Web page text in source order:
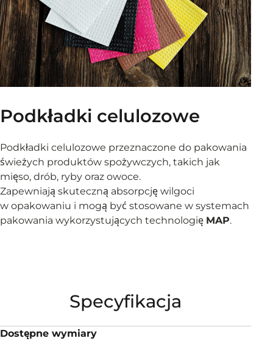
Podkładki celulozowe
Podkładki celulozowe przeznaczone do pakowania
świeżych produktów spożywczych, takich jak
mięso, drób, ryby oraz owoce.
Zapewniają skuteczną absorpcję wilgoci
w opakowaniu i mogą być stosowane w systemach
pakowania wykorzystujących technologię MAP.
Specyfikacja
Dostępne wymiary